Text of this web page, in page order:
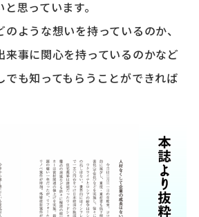
思っています。
ような想いを持っているのか、
来事に関心を持っているのかなど
でも知ってもらうことができれば